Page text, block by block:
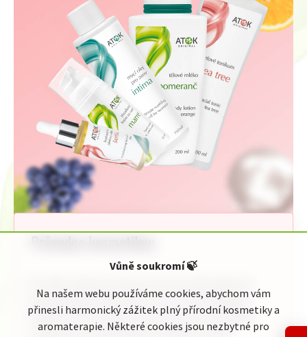
Vůně soukromí🍃
Na našem webu používáme cookies, abychom vám
přinesli harmonický zážitek plný přírodní kosmetiky a
aromaterapie. Některé cookies jsou nezbytné pro
jednoduchého průvodce kosmetickou nabídkou
Original ATOK. Naleznete zde celou naši nabídku
rozdělenou do přehledných kategorií podle